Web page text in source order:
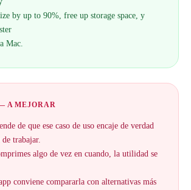
by up to 90%, free up storage space, y
Mac.
A MEJORAR
de que ese caso de uso encaje de verdad
trabajar.
algo de vez en cuando, la utilidad se
conviene compararla con alternativas más